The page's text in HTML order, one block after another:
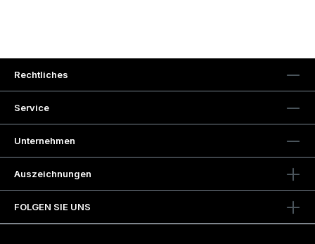
Rechtliches
Service
Unternehmen
Auszeichnungen
FOLGEN SIE UNS